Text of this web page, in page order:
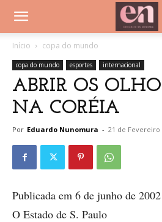
Início copa do mundo
copa do mundo esportes internacional
ABRIR OS
NA CORÉIA
Por Eduardo Nunomura - 21 de Fevereiro
Publicada em 6 de junho de 2002
O Estado de S. Paulo